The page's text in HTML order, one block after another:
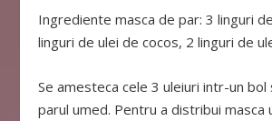
Ingrediente masca de par: 3 linguri
linguri de ulei de cocos, 2 linguri de
Se amesteca cele 3 uleiuri intr-un bol
parul umed. Pentru a distribui masca